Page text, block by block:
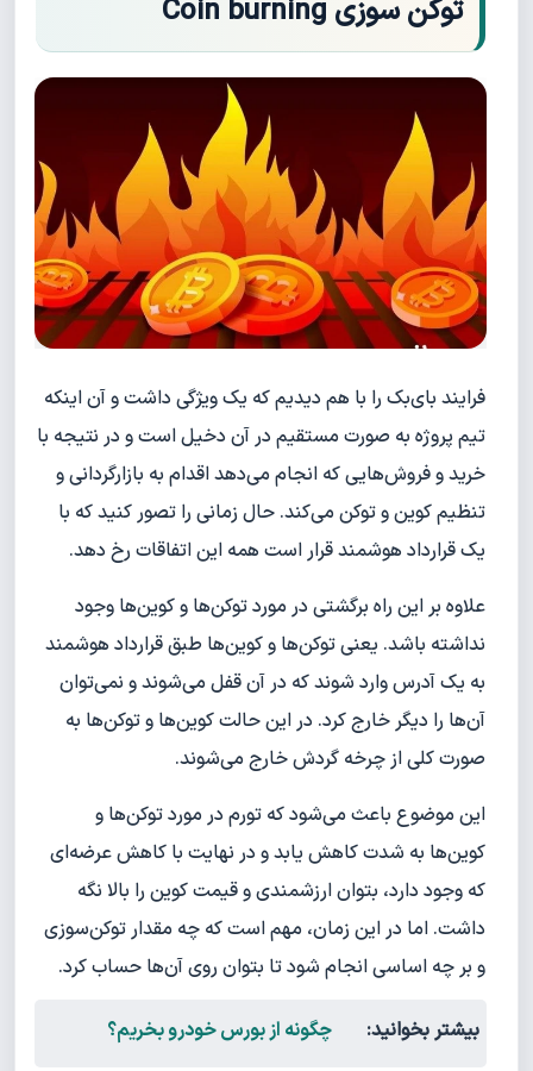
توکن سوزی Coin burning
فرایند بای‌بک را با هم دیدیم که یک ویژگی داشت و آن اینکه
تیم پروژه به صورت مستقیم در آن دخیل است و در نتیجه با
خرید و فروش‌هایی که انجام می‌دهد اقدام به بازارگردانی و
تنظیم کوین و توکن می‌کند. حال زمانی را تصور کنید که با
یک قرارداد هوشمند قرار است همه این اتفاقات رخ دهد.
علاوه بر این راه برگشتی در مورد توکن‌ها و کوین‌ها وجود
نداشته باشد. یعنی توکن‌ها و کوین‌ها طبق قرارداد هوشمند
به یک آدرس وارد شوند که در آن قفل می‌شوند و نمی‌توان
آن‌ها را دیگر خارج کرد. در این حالت کوین‌ها و توکن‌ها به
صورت کلی از چرخه گردش خارج می‌شوند.
این موضوع باعث می‌شود که تورم در مورد توکن‌ها و
کوین‌ها به شدت کاهش یابد و در نهایت با کاهش عرضه‌ای
که وجود دارد، بتوان ارزشمندی و قیمت کوین را بالا نگه
داشت. اما در این زمان، مهم است که چه مقدار توکن‌سوزی
و بر چه اساسی انجام شود تا بتوان روی آن‌ها حساب کرد.
بیشتر بخوانید: چگونه از بورس خودرو بخریم؟